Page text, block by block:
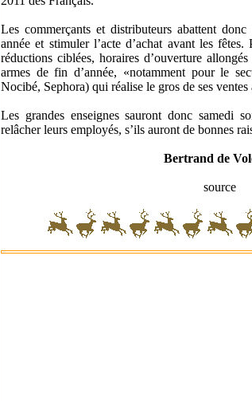
Les commerçants et distributeurs abattent
année et stimuler l’acte d’achat avant les
réductions ciblées, horaires d’ouverture
armes de fin d’année, «notamment pour le
Nocibé, Sephora) qui réalise le gros de ses
Les grandes enseignes sauront donc samedi
relâcher leurs employés, s’ils auront de bonnes
Bertrand de
source